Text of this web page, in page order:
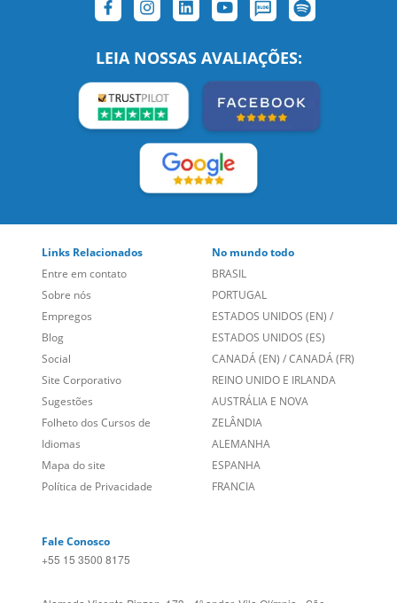
SIGA-NOS:
LEIA NOSSAS AVALIAÇÕES:
Links Relacionados
Entre em contato
Sobre nós
Empregos
Blog
Social
Site Corporativo
Sugestões
Folheto dos Cursos de
Idiomas
No mundo todo
BRASIL
PORTUGAL
ESTADOS UNIDOS (EN)/
ESTADOS UNIDOS (ES)
CANADÁ (EN) /CANADÁ (FR)
REINO UNIDO E IRLANDA
AUSTRÁLIA E NOVA
ZELÂNDIA
ALEMANHA